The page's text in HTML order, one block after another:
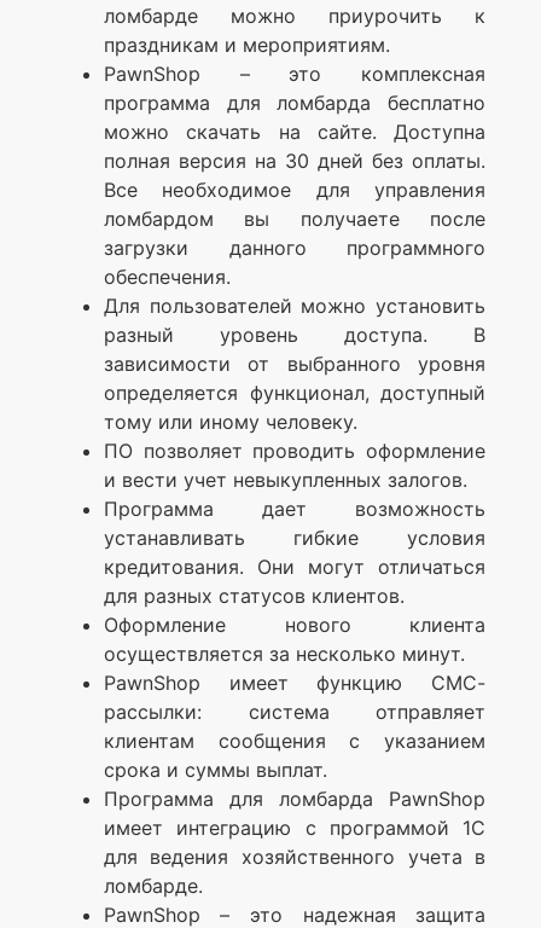
ломбарде можно приурочить к
праздникам и мероприятиям.
PawnShop – это комплексная
программа для ломбарда бесплатно
можно скачать на сайте. Доступна
полная версия на 30 дней без оплаты.
Все необходимое для управления
ломбардом вы получаете после
загрузки данного программного
обеспечения.
Для пользователей можно установить
разный уровень доступа. В
зависимости от выбранного уровня
определяется функционал, доступный
тому или иному человеку.
ПО позволяет проводить оформление
и вести учет невыкупленных залогов.
Программа дает возможность
устанавливать гибкие условия
кредитования. Они могут отличаться
для разных статусов клиентов.
Оформление нового клиента
осуществляется за несколько минут.
PawnShop имеет функцию СМС-
рассылки: система отправляет
клиентам сообщения с указанием
срока и суммы выплат.
Программа для ломбарда PawnShop
имеет интеграцию с программой 1С
для ведения хозяйственного учета в
ломбарде.
PawnShop – это надежная защита